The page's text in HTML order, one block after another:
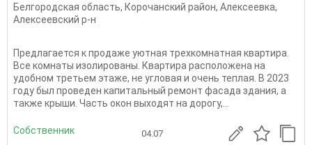
Белгородская область, Корочанский район, Алексеевка,
Алексеевский р-н
Предлагается к продаже уютная трехкомнатная квартира.
Все комнаты изолированы. Квартира расположена на
удобном третьем этаже, не угловая и очень теплая. В 2023
году был проведен капитальный ремонт фасада здания, а
также крыши. Часть окон выходят на дорогу,...
Собственник 04.07